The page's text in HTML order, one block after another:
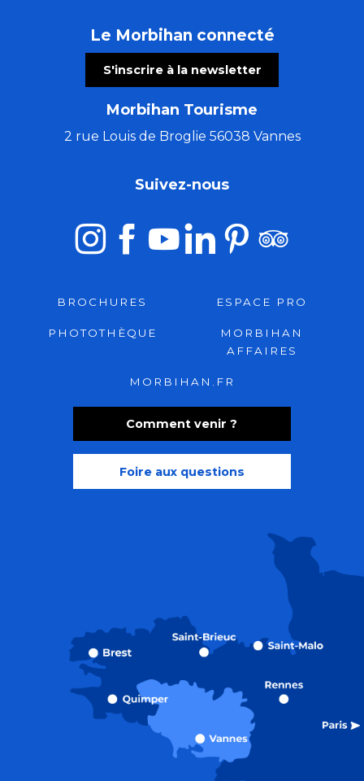
Le Morbihan connecté
S'inscrire à la newsletter
Morbihan Tourisme
2 rue Louis de Broglie 56038 Vannes
Comment venir ?
Foire aux questions
Suivez-nous
BROCHURES ESPACE PRO
PHOTOTHÈQUE
MORBIHAN
AFFAIRES
MORBIHAN.FR